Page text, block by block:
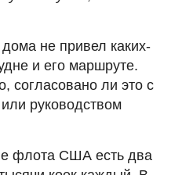
не привел каких-
и его маршруте.
согласовано ли это с
руководством
флота США есть два